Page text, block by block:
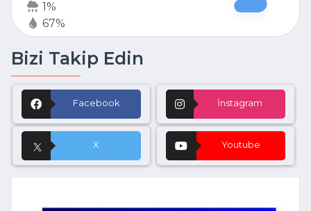
1%
67%
Bizi Takip Edin
Facebook İnstagram
X Youtube